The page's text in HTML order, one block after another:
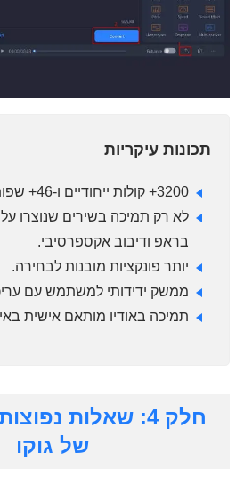
תכונות עיקריות
3200+ קולות ייחודיים ו-46+ שפות מקוריות.
בראפ ודיבוב אקספרסיבי.
יותר פונקציות מובנות לבחירה.
ממשק ידידותי למשתמש עם
תמיכה באודיו מותאם אישית
של גוקו